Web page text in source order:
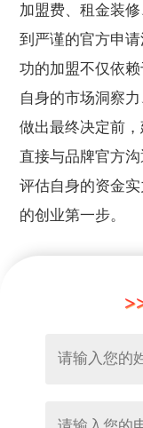
加盟费、租金装
到严谨的官方申
功的加盟不仅依
自身的市场洞察
做出最终决定前
直接与品牌官方
评估自身的资金
的创业第一步。